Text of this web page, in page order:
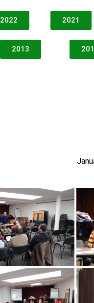
2022 2021
2013